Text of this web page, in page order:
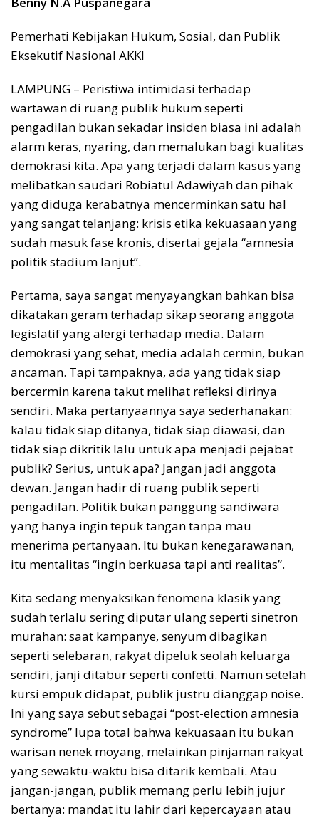
Pemerhati Kebijakan Hukum, Sosial, dan Publik
Eksekutif Nasional AKKI
LAMPUNG – Peristiwa intimidasi terhadap
wartawan di ruang publik hukum seperti
pengadilan bukan sekadar insiden biasa ini adalah
alarm keras, nyaring, dan memalukan bagi kualitas
demokrasi kita. Apa yang terjadi dalam kasus yang
melibatkan saudari Robiatul Adawiyah dan pihak
yang diduga kerabatnya mencerminkan satu hal
yang sangat telanjang: krisis etika kekuasaan yang
sudah masuk fase kronis, disertai gejala “amnesia
politik stadium lanjut”.
Pertama, saya sangat menyayangkan bahkan bisa
dikatakan geram terhadap sikap seorang anggota
legislatif yang alergi terhadap media. Dalam
demokrasi yang sehat, media adalah cermin, bukan
ancaman. Tapi tampaknya, ada yang tidak siap
bercermin karena takut melihat refleksi dirinya
sendiri. Maka pertanyaannya saya sederhanakan:
kalau tidak siap ditanya, tidak siap diawasi, dan
tidak siap dikritik lalu untuk apa menjadi pejabat
publik? Serius, untuk apa? Jangan jadi anggota
dewan. Jangan hadir di ruang publik seperti
pengadilan. Politik bukan panggung sandiwara
yang hanya ingin tepuk tangan tanpa mau
menerima pertanyaan. Itu bukan kenegarawanan,
itu mentalitas “ingin berkuasa tapi anti realitas”.
Kita sedang menyaksikan fenomena klasik yang
sudah terlalu sering diputar ulang seperti sinetron
murahan: saat kampanye, senyum dibagikan
seperti selebaran, rakyat dipeluk seolah keluarga
sendiri, janji ditabur seperti confetti. Namun setelah
kursi empuk didapat, publik justru dianggap noise.
Ini yang saya sebut sebagai “post-election amnesia
syndrome” lupa total bahwa kekuasaan itu bukan
warisan nenek moyang, melainkan pinjaman rakyat
yang sewaktu-waktu bisa ditarik kembali. Atau
jangan-jangan, publik memang perlu lebih jujur
bertanya: mandat itu lahir dari kepercayaan atau